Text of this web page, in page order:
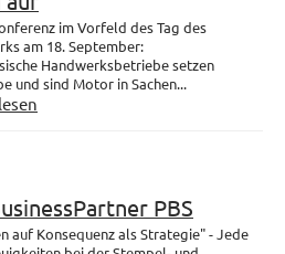
im Vorfeld des Tag des
am 18. September:
Handwerksbetriebe setzen
und sind Motor in Sachen...
PBS
auf Konsequenz als Strategie" - Jede